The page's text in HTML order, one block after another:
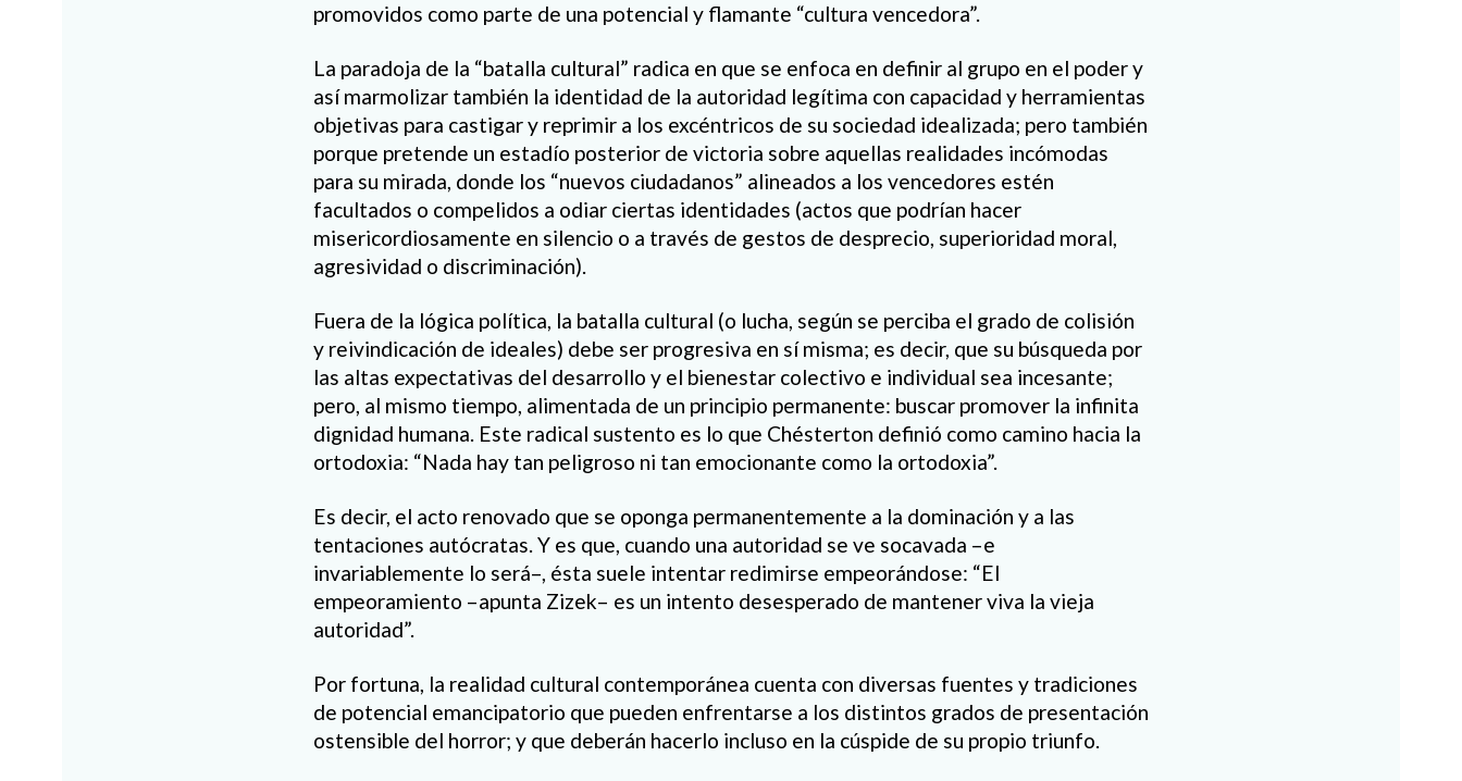
promovidos como parte de una potencial y flamante “cultura vencedora”.
La paradoja de la “batalla cultural” radica en que se enfoca en definir al grupo en el poder y
así marmolizar también la identidad de la autoridad legítima con capacidad y herramientas
objetivas para castigar y reprimir a los excéntricos de su sociedad idealizada; pero también
porque pretende un estadío posterior de victoria sobre aquellas realidades incómodas
para su mirada, donde los “nuevos ciudadanos” alineados a los vencedores estén
facultados o compelidos a odiar ciertas identidades (actos que podrían hacer
misericordiosamente en silencio o a través de gestos de desprecio, superioridad moral,
agresividad o discriminación).
Fuera de la lógica política, la batalla cultural (o lucha, según se perciba el grado de colisión
y reivindicación de ideales) debe ser progresiva en sí misma; es decir, que su búsqueda por
las altas expectativas del desarrollo y el bienestar colectivo e individual sea incesante;
pero, al mismo tiempo, alimentada de un principio permanente: buscar promover la infinita
dignidad humana. Este radical sustento es lo que Chésterton definió como camino hacia la
ortodoxia: “Nada hay tan peligroso ni tan emocionante como la ortodoxia”.
Es decir, el acto renovado que se oponga permanentemente a la dominación y a las
tentaciones autócratas. Y es que, cuando una autoridad se ve socavada –e
invariablemente lo será–, ésta suele intentar redimirse empeorándose: “El
empeoramiento –apunta Zizek– es un intento desesperado de mantener viva la vieja
autoridad”.
Por fortuna, la realidad cultural contemporánea cuenta con diversas fuentes y tradiciones
de potencial emancipatorio que pueden enfrentarse a los distintos grados de presentación
ostensible del horror; y que deberán hacerlo incluso en la cúspide de su propio triunfo.